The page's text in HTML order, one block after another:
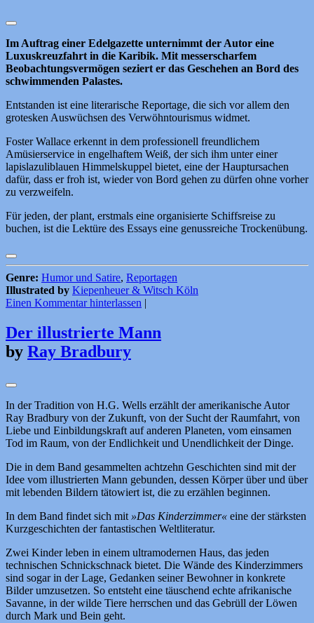
Im Auftrag einer Edelgazette unternimmt der Autor eine
Luxuskreuzfahrt in die Karibik. Mit messerscharfem
Beobachtungsvermögen seziert er das Geschehen an Bord des
schwimmenden Palastes.
Entstanden ist eine literarische Reportage, die sich vor allem den
grotesken Auswüchsen des Verwöhntourismus widmet.
Foster Wallace erkennt in dem professionell freundlichem
Amüsierservice in engelhaftem Weiß, der sich ihm unter einer
lapislazuliblauen Himmelskuppel bietet, eine der Hauptursachen
dafür, dass er froh ist, wieder von Bord gehen zu dürfen ohne vorher
zu verzweifeln.
Für jeden, der plant, erstmals eine organisierte Schiffsreise zu
buchen, ist die Lektüre des Essays eine genussreiche Trockenübung.
Genre: Humor und Satire, Reportagen
Illustrated by Kiepenheuer & Witsch Köln
Einen Kommentar hinterlassen |
Der illustrierte Mann
by Ray Bradbury
In der Tradition von H.G. Wells erzählt der amerikanische Autor
Ray Bradbury von der Zukunft, von der Sucht der Raumfahrt, von
Liebe und Einbildungskraft auf anderen Planeten, vom einsamen
Tod im Raum, von der Endlichkeit und Unendlichkeit der Dinge.
Die in dem Band gesammelten achtzehn Geschichten sind mit der
Idee vom illustrierten Mann gebunden, dessen Körper über und über
mit lebenden Bildern tätowiert ist, die zu erzählen beginnen.
In dem Band findet sich mit »Das Kinderzimmer« eine der stärksten
Kurzgeschichten der fantastischen Weltliteratur.
Zwei Kinder leben in einem ultramodernen Haus, das jeden
technischen Schnickschnack bietet. Die Wände des Kinderzimmers
sind sogar in der Lage, Gedanken seiner Bewohner in konkrete
Bilder umzusetzen. So entsteht eine täuschend echte afrikanische
Savanne, in der wilde Tiere herrschen und das Gebrüll der Löwen
durch Mark und Bein geht.